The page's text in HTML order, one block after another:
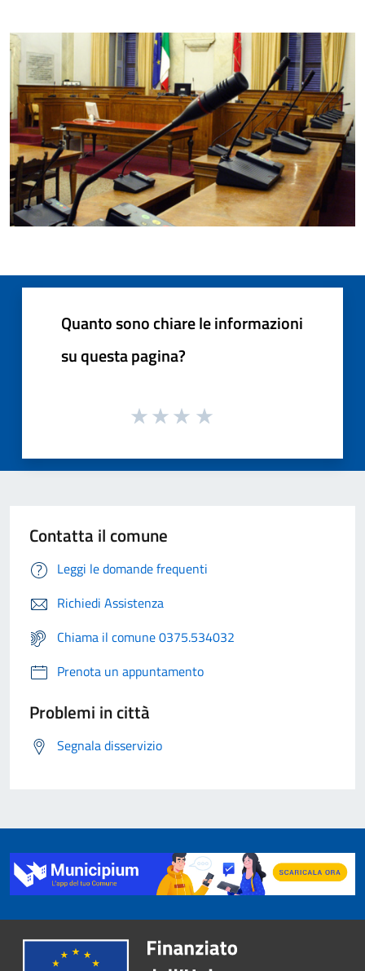
Quanto sono chiare le informazioni
su questa pagina?
Contatta il comune
Leggi le domande frequenti
Richiedi Assistenza
Chiama il comune 0375.534032
Prenota un appuntamento
Problemi in città
Segnala disservizio